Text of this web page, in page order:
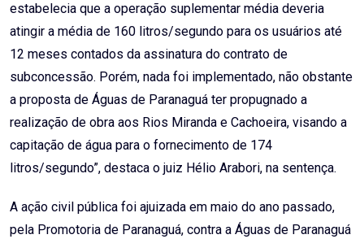
estabelecia que a operação suplementar média deveria
atingir a média de 160 litros/segundo para os usuários até
12 meses contados da assinatura do contrato de
subconcessão. Porém, nada foi implementado, não obstante
a proposta de Águas de Paranaguá ter propugnado a
realização de obra aos Rios Miranda e Cachoeira, visando a
capitação de água para o fornecimento de 174
litros/segundo”, destaca o juiz Hélio Arabori, na sentença.
A ação civil pública foi ajuizada em maio do ano passado,
pela Promotoria de Paranaguá, contra a Águas de Paranaguá